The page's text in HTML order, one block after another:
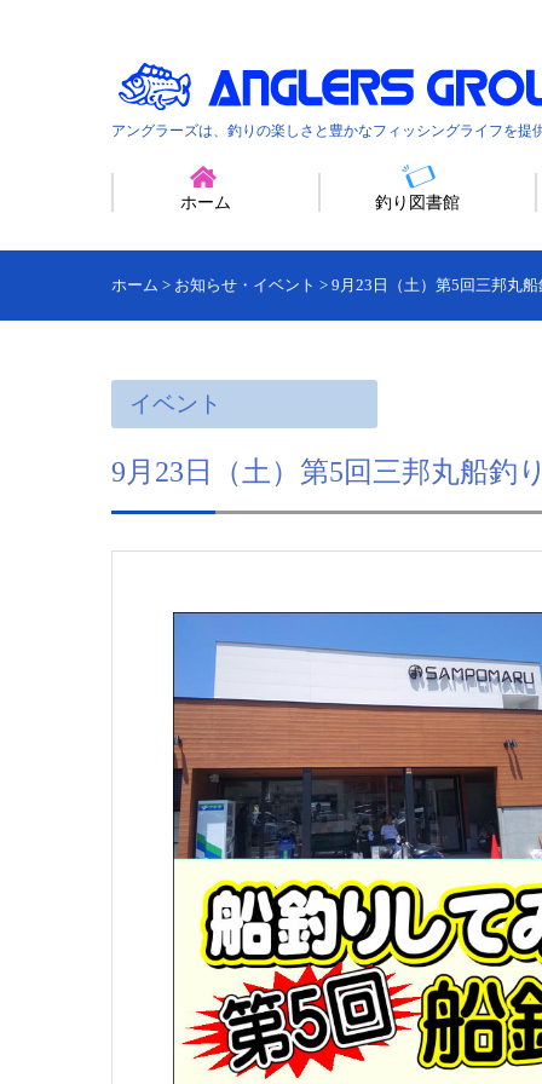
アングラーズは、釣りの楽しさと豊かなフィッシングライフを提
ホーム 釣り図書館
ホーム > お知らせ・イベント > 9月23日（土）第5回三邦丸
イベント
9月23日（土）第5回三邦丸船釣